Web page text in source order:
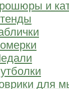
и
для